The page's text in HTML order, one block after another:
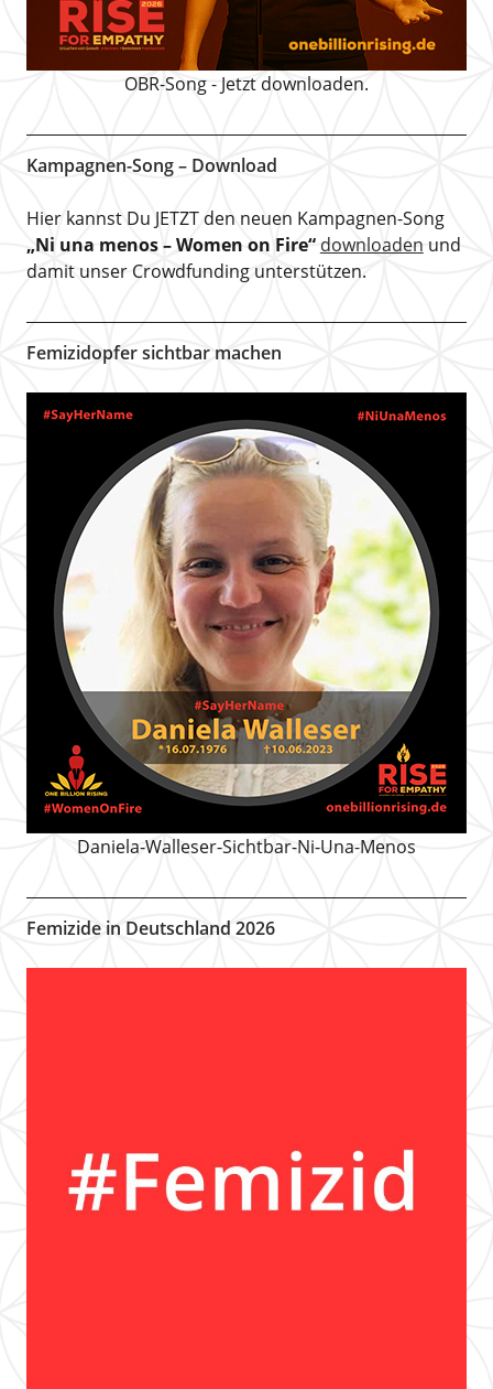
OBR-Song - Jetzt downloaden.
Kampagnen-Song – Download
Hier kannst Du JETZT den neuen Kampagnen-Song
„Ni una menos – Women on Fire“ downloaden und
damit unser Crowdfunding unterstützen.
Femizidopfer sichtbar machen
Daniela-Walleser-Sichtbar-Ni-Una-Menos
Femizide in Deutschland 2026